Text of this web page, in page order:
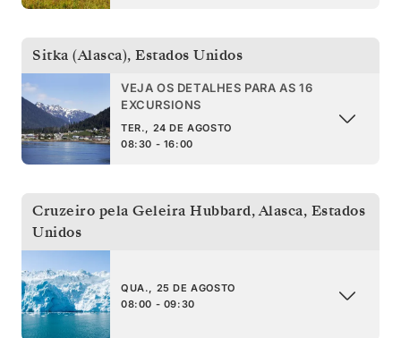
Sitka (Alasca), Estados Unidos
VEJA OS DETALHES PARA AS 16
EXCURSIONS
TER., 24 DE AGOSTO
08:30 - 16:00
Cruzeiro pela Geleira Hubbard, Alasca, Estados
Unidos
QUA., 25 DE AGOSTO
08:00 - 09:30